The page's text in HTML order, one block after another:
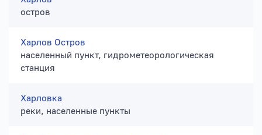
остров
Харлов Остров
населенный пункт, гидрометеорологическая
станция
Харловка
реки, населенные пункты